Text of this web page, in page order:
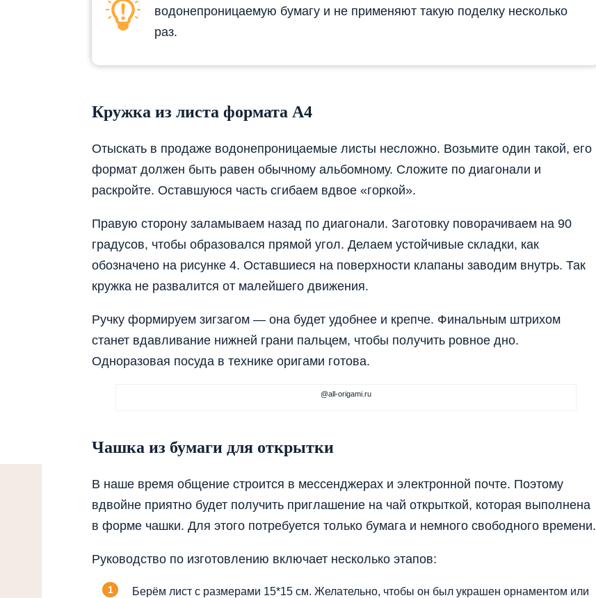
водонепроницаемую бумагу и не применяют такую поделку несколько
раз.
Кружка из листа формата А4
Отыскать в продаже водонепроницаемые листы несложно. Возьмите один такой, его
формат должен быть равен обычному альбомному. Сложите по диагонали и
раскройте. Оставшуюся часть сгибаем вдвое «горкой».
Правую сторону заламываем назад по диагонали. Заготовку поворачиваем на 90
градусов, чтобы образовался прямой угол. Делаем устойчивые складки, как
обозначено на рисунке 4. Оставшиеся на поверхности клапаны заводим внутрь. Так
кружка не развалится от малейшего движения.
Ручку формируем зигзагом — она будет удобнее и крепче. Финальным штрихом
станет вдавливание нижней грани пальцем, чтобы получить ровное дно.
Одноразовая посуда в технике оригами готова.
@all-origami.ru
Чашка из бумаги для открытки
В наше время общение строится в мессенджерах и электронной почте. Поэтому
вдвойне приятно будет получить приглашение на чай открыткой, которая выполнена
в форме чашки. Для этого потребуется только бумага и немного свободного времени.
Руководство по изготовлению включает несколько этапов:
Берём лист с размерами 15*15 см. Желательно, чтобы он был украшен орнаментом или